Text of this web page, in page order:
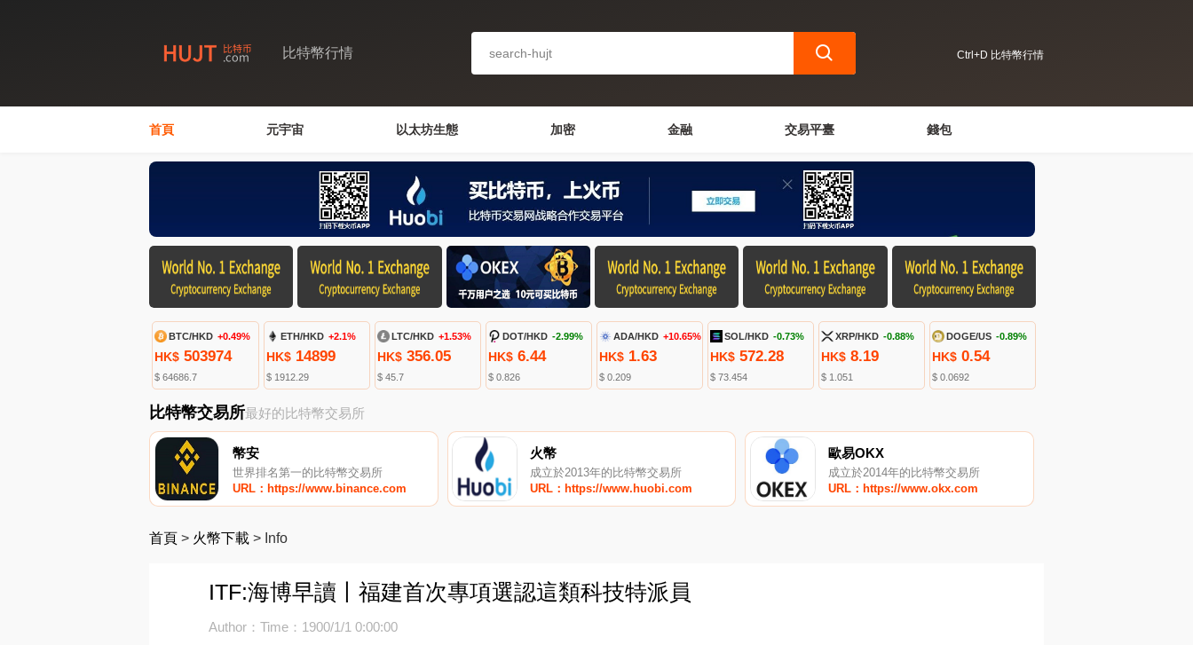
比特幣行情 Ctrl+D 比特幣行情
首頁 元宇宙 以太坊生態 加密 金融 交易平臺 錢包
BTC/HKD +0.49%
HK$ 503974
$ 64686.7
ETH/HKD +2.1%
HK$14899
$ 1912.29
LTC/HKD +1.53%
HK$356.05
$ 45.7
DOT/HKD -2.99%
HK$6.44
$ 0.826
ADA/HKD +10.65%
HK$1.63
$ 0.209
SOL/HKD -0.73%
HK$ 572.28
$ 73.454
XRP/HKD -0.88%
HK$ 8.19
$ 1.051
DOGE/US -0.89%
HK$ 0.54
$ 0.0692
比特幣交易所最好的比特幣交易所
幣安
世界排名第一的比特幣交易所
URL：https://www.binance.com
火幣
成立於2013年的比特幣交易所
URL：https://www.huobi.com
歐易OKX
成立於2014年的比特幣交易所
URL：https://www.okx.com
首頁 > 火幣下載 > Info
ITF:海博早讀丨福建首次專項選認這類科技特派員
Author：Time：1900/1/1 0:00:00